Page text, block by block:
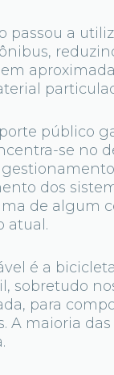
passou a
público
se no
dos
de algum
atual.
é a
sobretudo
para
A maioria